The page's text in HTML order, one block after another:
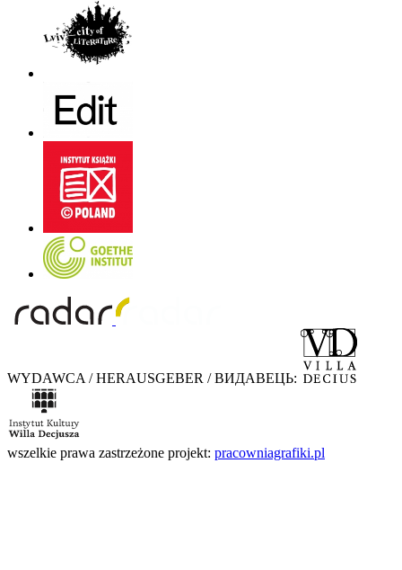
WYDAWCA / HERAUSGEBER / ВИДАВЕЦЬ:
wszelkie prawa zastrzeżone projekt: pracowniagrafiki.pl